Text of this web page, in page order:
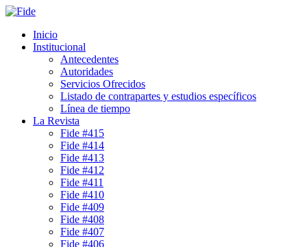
Inicio
Institucional
Antecedentes
Autoridades
Servicios Ofrecidos
Listado de contrapartes y estudios específicos
Línea de tiempo
La Revista
Fide #415
Fide #414
Fide #413
Fide #412
Fide #411
Fide #410
Fide #409
Fide #408
Fide #407
Fide #406